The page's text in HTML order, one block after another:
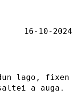
16-10-2024
lago, fixen
a auga.